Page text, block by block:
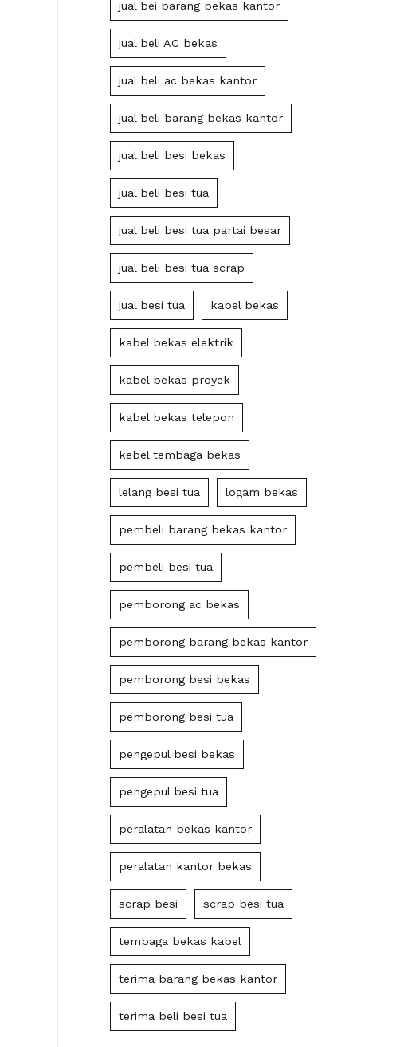
jual bei barang bekas kantor
jual beli AC bekas
jual beli ac bekas kantor
jual beli barang bekas kantor
jual beli besi bekas
jual beli besi tua
jual beli besi tua partai besar
jual beli besi tua scrap
jual besi tua kabel bekas
kabel bekas elektrik
kabel bekas proyek
kabel bekas telepon
kebel tembaga bekas
lelang besi tua logam bekas
pembeli barang bekas kantor
pembeli besi tua
pemborong ac bekas
pemborong barang bekas kantor
pemborong besi bekas
pemborong besi tua
pengepul besi bekas
pengepul besi tua
peralatan bekas kantor
peralatan kantor bekas
scrap besi scrap besi tua
tembaga bekas kabel
terima barang bekas kantor
terima beli besi tua